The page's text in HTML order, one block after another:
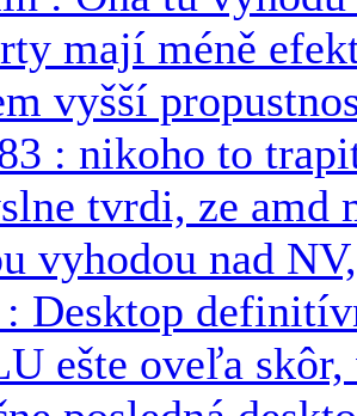
mají méně
vyšší
: nikoho to
tvrdi, ze
vyhodou nad
Desktop
ešte oveľa